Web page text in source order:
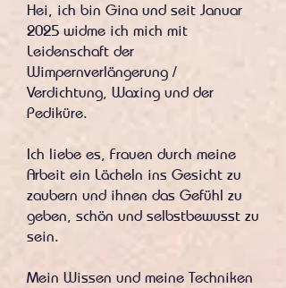
Hei, ich bin Gina und seit Januar
2025 widme ich mich mit
Leidenschaft der
Wimpernverlängerung /
Verdichtung, Waxing und der
Pediküre.
Ich liebe es, Frauen durch meine
Arbeit ein Lächeln ins Gesicht zu
zaubern und ihnen das Gefühl zu
geben, schön und selbstbewusst zu
sein.
Mein Wissen und meine Techniken